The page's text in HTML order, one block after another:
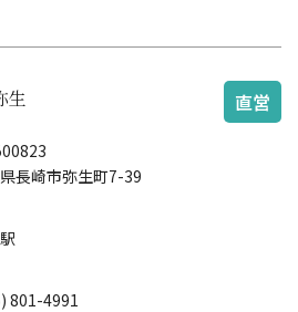
生 直営
長崎市弥生町7-39
801-4991